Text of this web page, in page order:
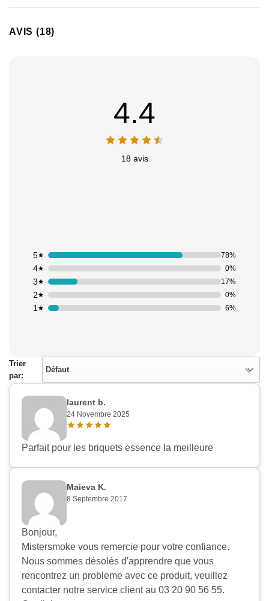
AVIS (18)
4.4
18 avis
1 6%
2 0%
3 17%
4 0%
5 78%
Trier
par:
Défaut
laurent b.
24 Novembre 2025
Parfait pour les briquets essence la meilleure
Maieva K.
8 Septembre 2017
Bonjour,
Mistersmoke vous remercie pour votre confiance.
Nous sommes désolés d'apprendre que vous
rencontrez un probleme avec ce produit, veuillez
contacter notre service client au 03 20 90 56 55.
Appliquer les filtres